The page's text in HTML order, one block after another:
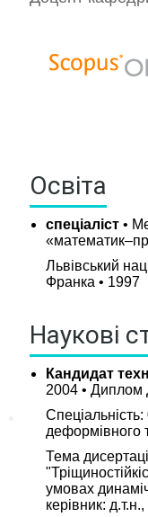
Обов'язкові
Вибіркові
Курсове
Кваліфікаційні
Академічна
Бібліотека
Бланки
Дистанційне
Психологічна
Стипендії та
Наука
Наукова робота
Наукові проекти
Наукові
Освіта
спеціаліст •
Львівський
Франка • 1997
Наукові
Кандидат
2004 •
деформівного
Тема
умовах
керівник: